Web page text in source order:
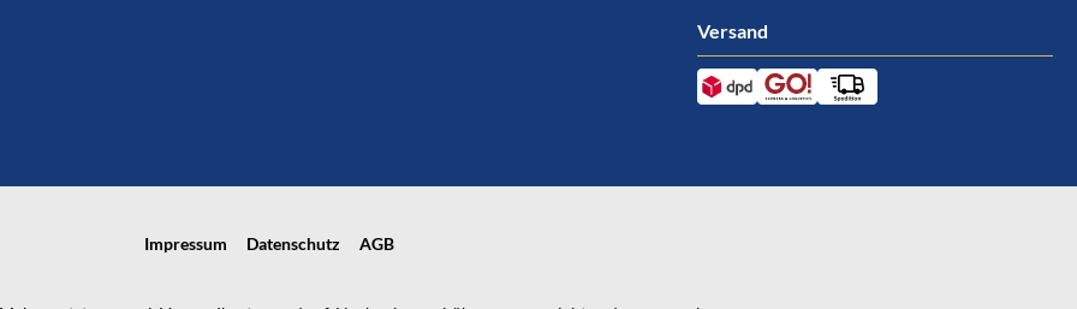
Versand
Impressum Datenschutz AGB